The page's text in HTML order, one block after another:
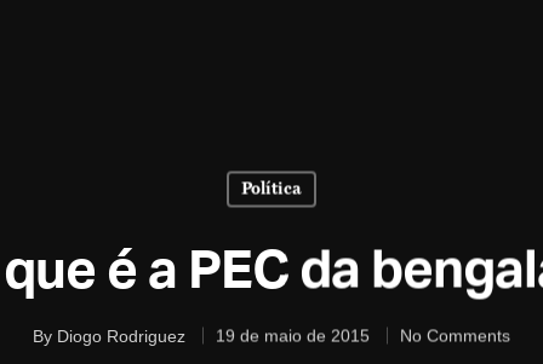
Política
é a PEC da
By Diogo Rodriguez 19 de maio de 2015 No Comments